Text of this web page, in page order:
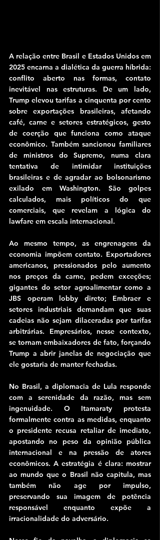
A relação entre Brasil e Estados Unidos em
2025 encarna a dialética da guerra híbrida:
conflito aberto nas formas, contato
inevitável nas estruturas. De um lado,
Trump elevou tarifas a cinquenta por cento
sobre exportações brasileiras, afetando
café, carne e setores estratégicos, gesto
de coerção que funciona como ataque
econômico. Também sancionou familiares
de ministros do Supremo, numa clara
tentativa de intimidar instituições
brasileiras e de agradar ao bolsonarismo
exilado em Washington. São golpes
calculados, mais políticos do que
comerciais, que revelam a lógica do
lawfare em escala internacional.
Ao mesmo tempo, as engrenagens da
economia impõem contato. Exportadores
americanos, pressionados pelo aumento
nos preços da carne, pedem exceções;
gigantes do setor agroalimentar como a
JBS operam lobby direto; Embraer e
setores industriais demandam que suas
cadeias não sejam dilaceradas por tarifas
arbitrárias. Empresários, nesse contexto,
se tornam embaixadores de fato, forçando
Trump a abrir janelas de negociação que
ele gostaria de manter fechadas.
No Brasil, a diplomacia de Lula responde
com a serenidade da razão, mas sem
ingenuidade. O Itamaraty protesta
formalmente contra as medidas, enquanto
o presidente recusa retaliar de imediato,
apostando no peso da opinião pública
internacional e na pressão de atores
econômicos. A estratégia é clara: mostrar
ao mundo que o Brasil não capitula, mas
também não age por impulso,
preservando sua imagem de potência
responsável enquanto expõe a
irracionalidade do adversário.